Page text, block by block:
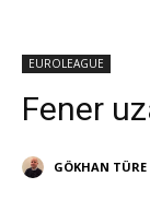
EUROLEAGUE
Fener
GÖKHAN TÜRE